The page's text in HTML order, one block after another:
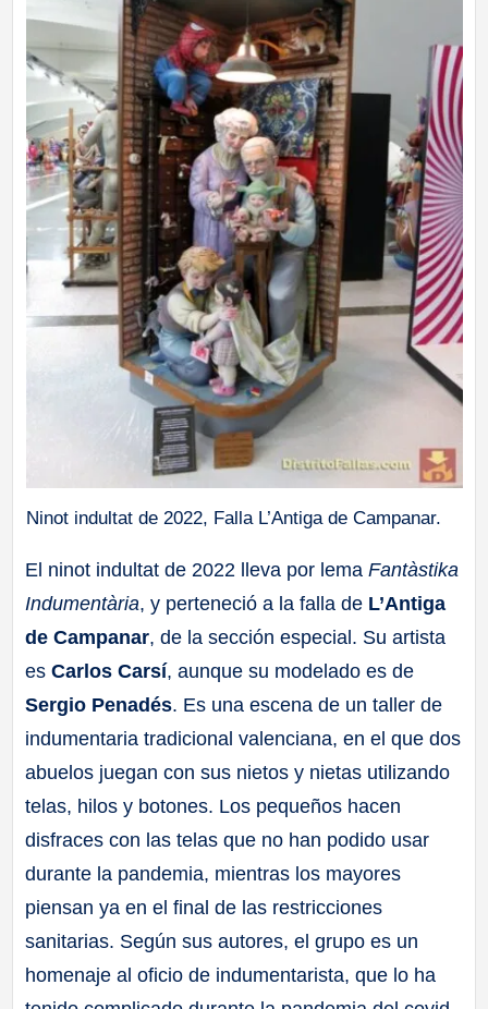
Ninot indultat de 2022, Falla L’Antiga de Campanar.
El ninot indultat de 2022 lleva por lemaFantàstika
Indumentària, y perteneció a la falla de L’Antiga
de Campanar, de la sección especial. Su artista
esCarlos Carsí, aunque su modelado es de
Sergio Penadés. Es una escena de un taller de
indumentaria tradicional valenciana, en el que dos
abuelos juegan con sus nietos y nietas utilizando
telas, hilos y botones. Los pequeños hacen
disfraces con las telas que no han podido usar
durante la pandemia, mientras los mayores
piensan ya en el final de las restricciones
sanitarias. Según sus autores, el grupo es un
homenaje al oficio de indumentarista, que lo ha